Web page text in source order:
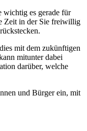
es gerade für
Zeit in der Sie freiwillig
mit dem zukünftigen
mitunter dabei
darüber, welche
und Bürger ein, mit